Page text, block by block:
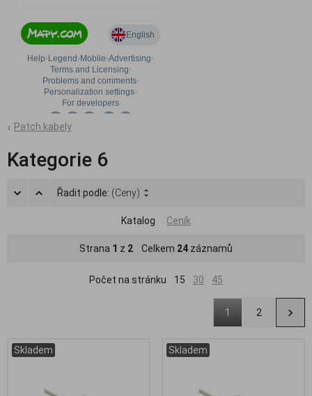
Patch kabely
Kategorie 6
Řadit podle: (Ceny)
Katalog Ceník
Strana 1 z 2 Celkem 24 záznamů
Počet na stránku 15 30 45
1 2
Skladem Skladem